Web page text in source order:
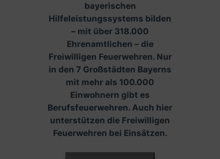
bayerischen
Hilfeleistungssystems bilden
– mit über 318.000
Ehrenamtlichen – die
Freiwilligen Feuerwehren. Nur
in den 7 Großstädten Bayerns
mit mehr als 100.000
Einwohnern gibt es
Berufsfeuerwehren. Auch hier
unterstützen die Freiwilligen
Feuerwehren bei Einsätzen.